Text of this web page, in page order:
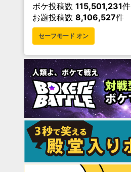
ボケ投稿数 115,501,231件
お題投稿数 8,106,527件
セーフモード オン